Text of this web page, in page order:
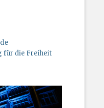
für die Freiheit